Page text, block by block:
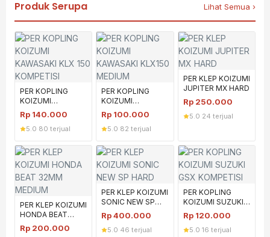
Produk Serupa Lihat Semua ›
PER KOPLING
KOIZUMI
KAWASAKI KLX 150
KOMPETISI
Rp 140.000
5.0 80 terjual
PER KOPLING
KOIZUMI
KAWASAKI KLX150
MEDIUM
Rp 100.000
5.0 82 terjual
PER KLEP KOIZUMI
JUPITER MX HARD
Rp 250.000
5.0 24 terjual
PER KLEP KOIZUMI
HONDA BEAT
32MM MEDIUM
Rp 200.000
PER KLEP KOIZUMI
SONIC NEW SP
HARD
Rp400.000
5.0 46 terjual
PER KOPLING
KOIZUMI SUZUKI
GSX KOMPETISI
Rp 120.000
5.0 16 terjual